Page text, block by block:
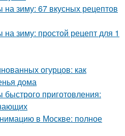
зиму: 67 вкусных рецептов
зиму: простой рецепт для 1
огурцов: как
дома
приготовления:
в Москве: полное